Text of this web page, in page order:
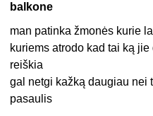
balkone
man patinka žmonės kurie
kuriems atrodo kad tai ką
reiškia
gal netgi kažką daugiau nei
pasaulis